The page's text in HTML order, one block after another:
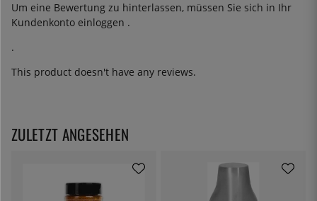
Um eine Bewertung zu hinterlassen, müssen Sie sich in Ihr
Kundenkonto einloggen .
.
This product doesn't have any reviews.
ZULETZT ANGESEHEN